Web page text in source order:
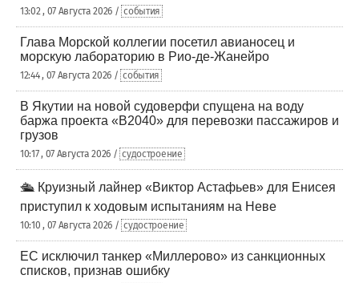
13:02 , 07 Августа 2026 / события
Глава Морской коллегии посетил авианосец и
морскую лабораторию в Рио-де-Жанейро
12:44 , 07 Августа 2026 / события
В Якутии на новой судоверфи спущена на воду
баржа проекта «В2040» для перевозки пассажиров и
грузов
10:17 , 07 Августа 2026 / судостроение
🛳️ Круизный лайнер «Виктор Астафьев» для Енисея
приступил к ходовым испытаниям на Неве
10:10 , 07 Августа 2026 / судостроение
ЕС исключил танкер «Миллерово» из санкционных
списков, признав ошибку